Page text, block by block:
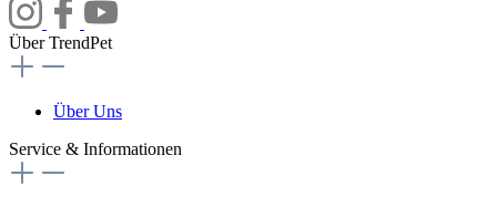
Über TrendPet
Über Uns
Service & Informationen